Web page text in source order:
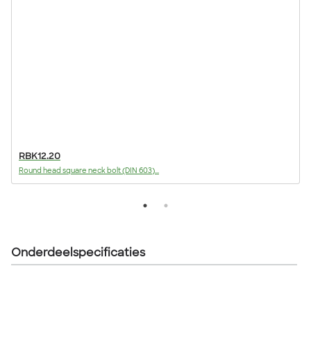
RBK12.20
Round head square neck bolt (DIN 603)...
Onderdeelspecificaties